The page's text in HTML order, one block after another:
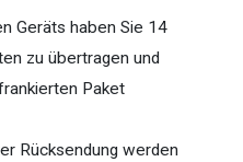
Geräts haben Sie 14
zu übertragen und
Paket
Rücksendung werden